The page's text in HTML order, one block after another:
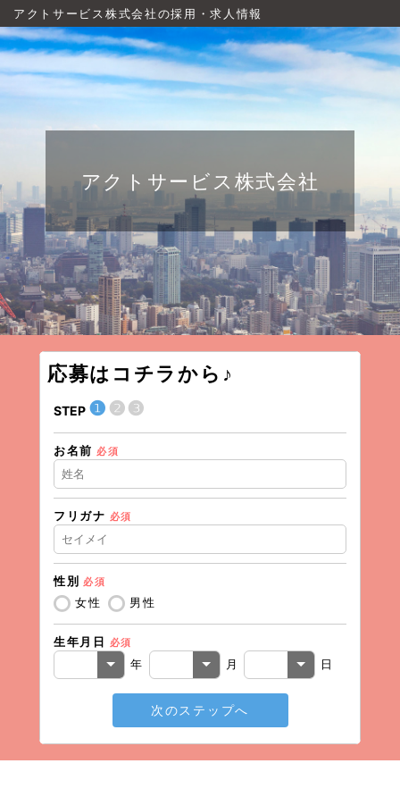
アクトサービス株式会社の採用・求人情報
アクトサービス株式会社
応募はコチラから♪
STEP ❶❷❸
お名前 必須
フリガナ 必須
性別 必須
女性 男性
生年月日 必須
年 月 日
次のステップへ